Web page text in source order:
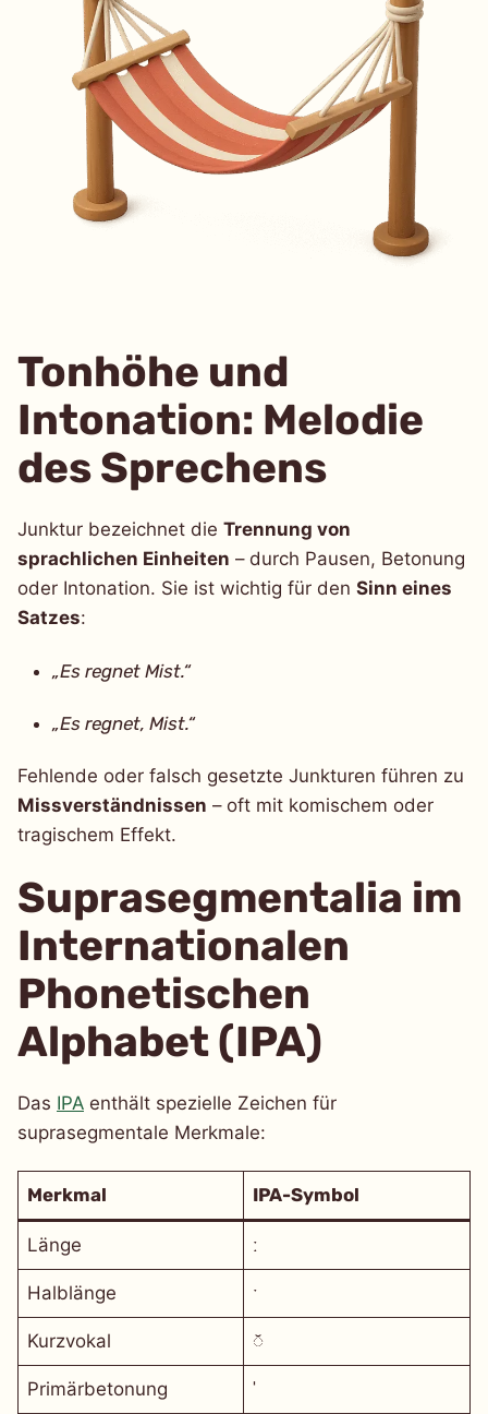
Tonhöhe und
Intonation: Melodie
des Sprechens
Junktur bezeichnet die Trennung von
sprachlichen Einheiten – durch Pausen, Betonung
oder Intonation. Sie ist wichtig für den Sinn eines
Satzes:
„Es regnet Mist.“
„Es regnet, Mist.“
Fehlende oder falsch gesetzte Junkturen führen zu
Missverständnissen – oft mit komischem oder
tragischem Effekt.
Suprasegmentalia im
Internationalen
Phonetischen
Alphabet (IPA)
Das IPA enthält spezielle Zeichen für
suprasegmentale Merkmale:
Merkmal IPA-Symbol
Länge ː
Halblänge ˑ
Kurzvokal ◌̆
Primärbetonung ˈ